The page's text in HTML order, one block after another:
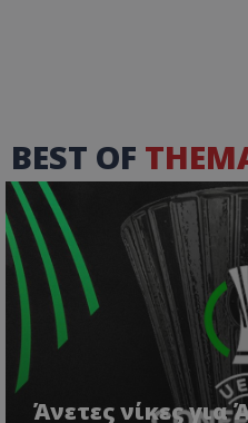
BEST OF
Άνετες νίκες για